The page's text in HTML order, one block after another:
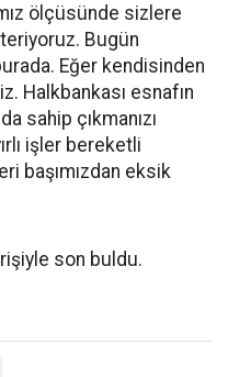
ölçüsünde sizlere
Bugün
Eğer kendisinden
Halkbankası esnafın
sahip çıkmanızı
işler bereketli
başımızdan eksik
son buldu.